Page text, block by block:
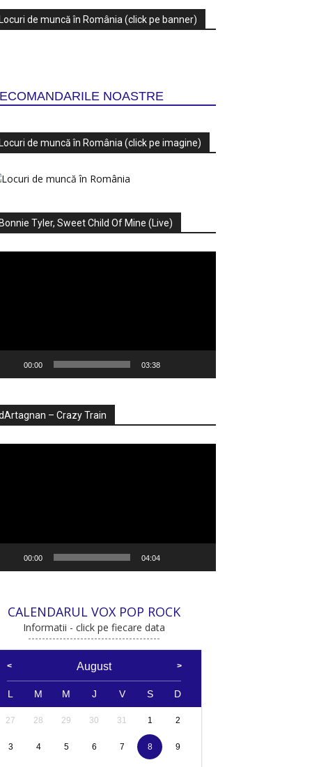
Locuri de muncă în România (click pe banner)
NOASTRE
Locuri de muncă în România (click pe imagine)
Bonnie Tyler, Sweet Child Of Mine (Live)
00:00 03:38
– Crazy Train
00:00 04:04
CALENDARUL VOX POP ROCK
Informatii - click pe fiecare data
August
L M M J V S D
27 28 29 30 31 1 2
3 4 5 6 7 8 9